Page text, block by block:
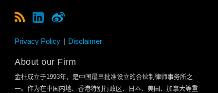
Privacy Policy Disclaimer
About our Firm
金杜成立于1993年，是中国最早批准设立的合伙制律师事务所之
一。作为在中国内地、香港特别行政区、日本、美国、加拿大等重